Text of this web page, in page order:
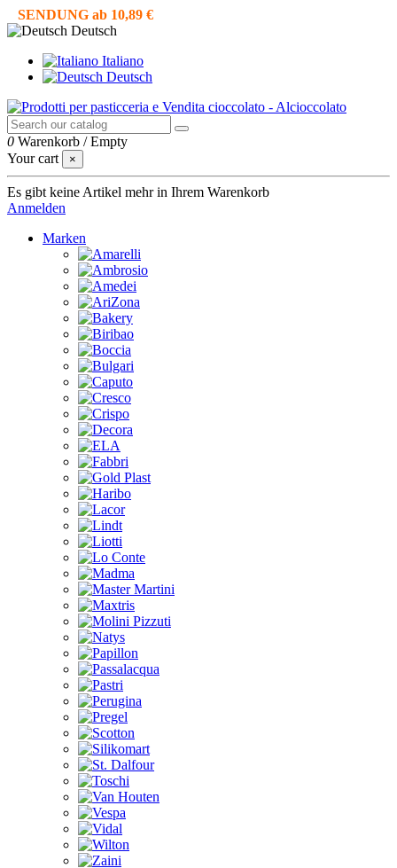
SENDUNG ab 10,89 €
Deutsch
Italiano
Deutsch
0 Warenkorb /Empty
Your cart
×
Es gibt keine Artikel mehr in Ihrem Warenkorb
Anmelden
Marken